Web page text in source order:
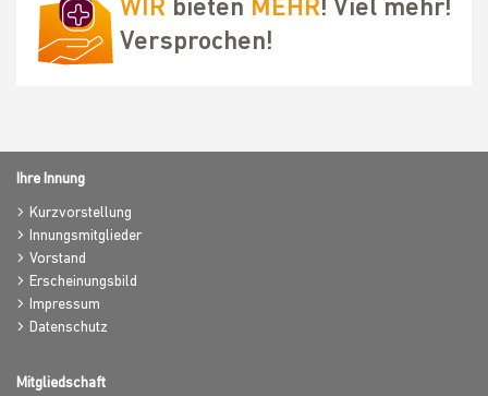
WIR bieten MEHR! Viel mehr!
Versprochen!
Ihre Innung
Kurzvorstellung
Innungsmitglieder
Vorstand
Erscheinungsbild
Impressum
Datenschutz
Mitgliedschaft